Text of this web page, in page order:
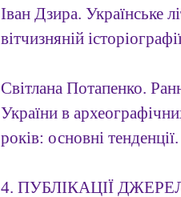
Іван Дзира. Українське
вітчизняній
Світлана Потапенко.
України в
років: основні тенденції.
4. ПУБЛІКАЦІЇ ДЖЕРЕЛ